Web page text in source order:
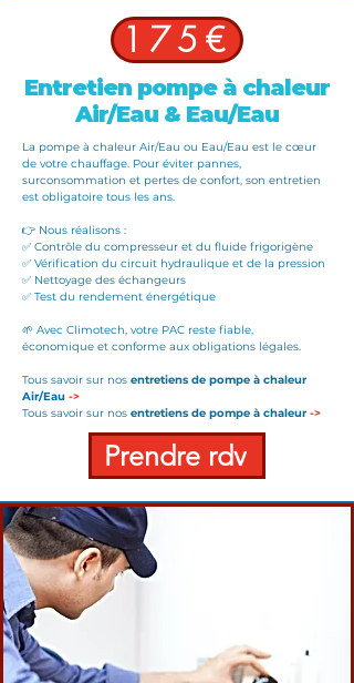
175€
Entretien pompe à chaleur
Air/Eau & Eau/Eau
La pompe à chaleur Air/Eau ou Eau/Eau est le cœur
de votre chauffage. Pour éviter pannes,
surconsommation et pertes de confort, son entretien
est obligatoire tous les ans.
👉 Nous réalisons :
✅ Contrôle du compresseur et du fluide frigorigène
✅ Vérification du circuit hydraulique et de la pression
✅ Nettoyage des échangeurs
✅ Test du rendement énergétique
🌱 Avec Climotech, votre PAC reste fiable,
économique et conforme aux obligations légales.
Tous savoir sur nos entretiens de pompe à chaleur
Air/Eau ->
Tous savoir sur nos entretiens de pompe à chaleur ->
Prendre rdv